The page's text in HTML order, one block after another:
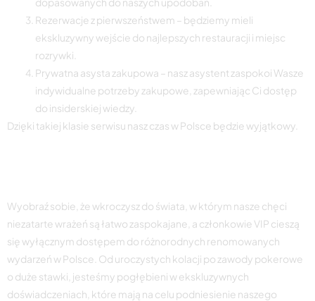
Rezerwacje z pierwszeństwem – będziemy mieli
ekskluzywny wejście do najlepszych restauracji i miejsc
rozrywki.
Prywatna asysta zakupowa – nasz asystent zaspokoi Wasze
indywidualne potrzeby zakupowe, zapewniając Ci dostęp
do insiderskiej wiedzy.
Dzięki takiej klasie serwisu nasz czas w Polsce będzie wyjątkowy.
Wyobraź sobie, że wkroczysz do świata, w którym nasze chęci
niezatarte wrażeń są łatwo zaspokajane, a członkowie VIP cieszą
się wyłącznym dostępem do różnorodnych renomowanych
wydarzeń w Polsce. Od uroczystych kolacji po zawody pokerowe
o duże stawki, jesteśmy pogłębieni w ekskluzywnych
doświadczeniach, które mają na celu podniesienie naszego